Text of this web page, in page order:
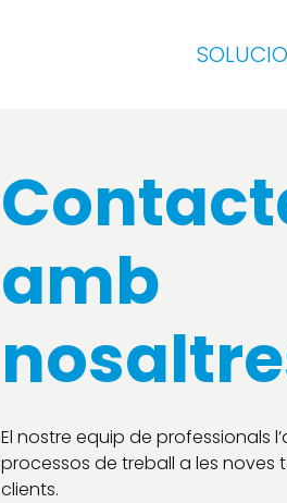
amb
El nostre equip de professionals
processos de treball a les noves
clients.